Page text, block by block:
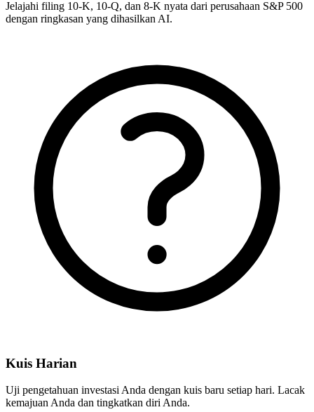
Jelajahi filing 10-K, 10-Q, dan 8-K nyata dari perusahaan S&P 500
dengan ringkasan yang dihasilkan AI.
Kuis Harian
Uji pengetahuan investasi Anda dengan kuis baru setiap hari. Lacak
kemajuan Anda dan tingkatkan diri Anda.